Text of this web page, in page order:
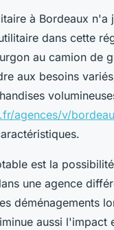
à Bordeaux
dans cette
au camion de
aux besoins
agences/v/
est la
une agence
déménagements
aussi